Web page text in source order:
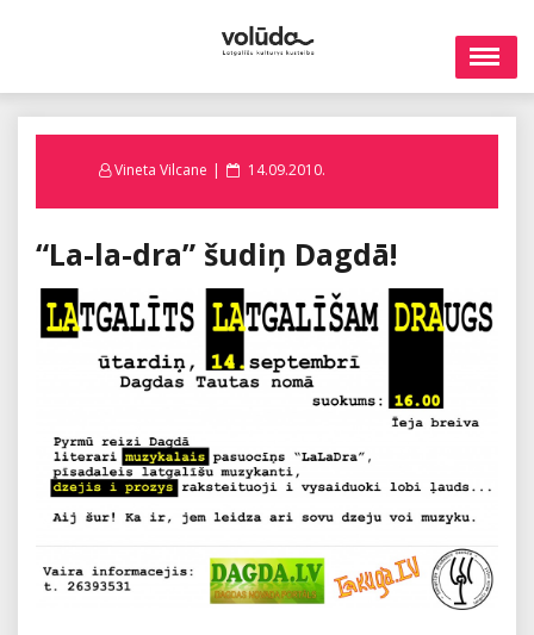
Vineta Vilcane
Posted
14.09.2010.
“La-la-dra” šudiņ Dagdā!